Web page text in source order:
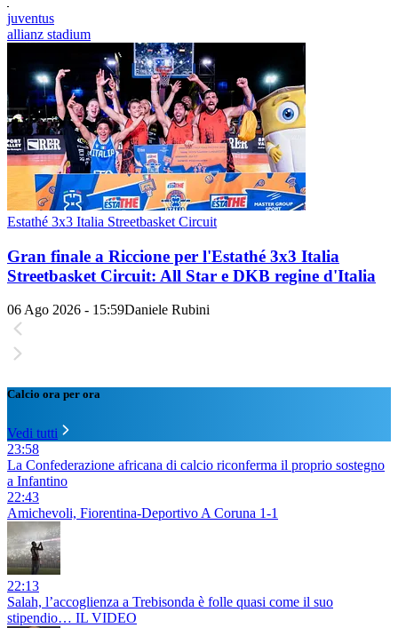
juventus
allianz stadium
Estathé 3x3 Italia Streetbasket Circuit
Gran finale a Riccione per l'Estathé 3x3 Italia
Streetbasket Circuit: All Star e DKB regine d'Italia
06 Ago 2026 - 15:59Daniele Rubini
Calcio ora per ora
Vedi tutti
23:58
La Confederazione africana di calcio riconferma il proprio sostegno
a Infantino
22:43
Amichevoli, Fiorentina-Deportivo A Coruna 1-1
22:13
Salah, l’accoglienza a Trebisonda è folle quasi come il suo
stipendio… IL VIDEO